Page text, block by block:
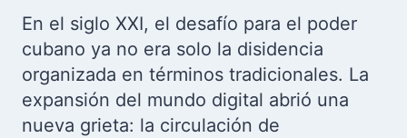
En el siglo XXI, el desafío para el poder
cubano ya no era solo la disidencia
organizada en términos tradicionales. La
expansión del mundo digital abrió una
nueva grieta: la circulación de